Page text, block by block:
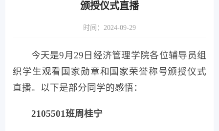
颁授仪式直播
时间：2024-09-29
今天是9月29日经济管理学院各位辅导员组
织学生观看国家勋章和国家荣誉称号颁授仪式
直播。以下是部分同学的感悟：
2105501班周桂宁